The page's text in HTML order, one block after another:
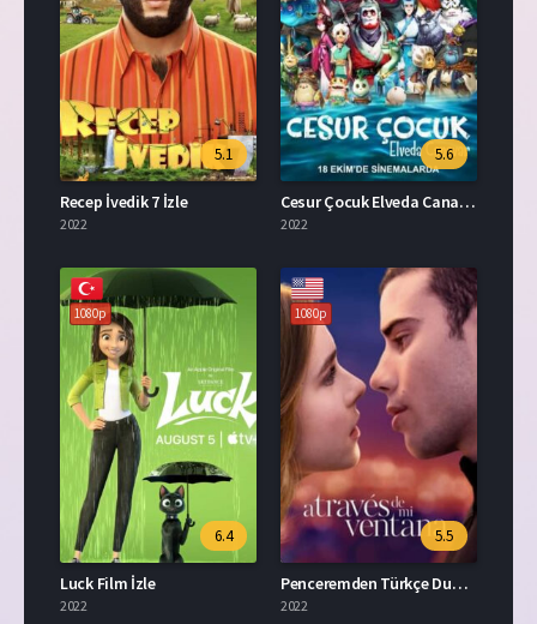
5.1
Recep İvedik 7 İzle
2022
5.6
Cesur Çocuk Elveda Canavar Türkçe Dublaj İzle
2022
1080p
6.4
Luck Film İzle
2022
1080p
5.5
Penceremden Türkçe Dublaj Full İzle
2022